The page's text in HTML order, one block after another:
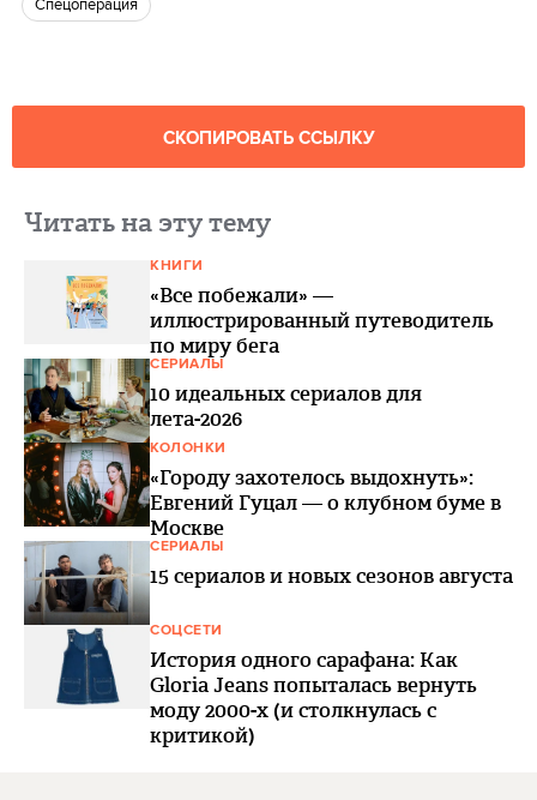
спецоперация
СКОПИРОВАТЬ ССЫЛКУ
Читать на эту тему
КНИГИ
«Все побежали» —
иллюстрированный путеводитель
по миру бега
СЕРИАЛЫ
10 идеальных сериалов для
лета-2026
КОЛОНКИ
«Городу захотелось выдохнуть»:
Евгений Гуцал — о клубном буме в
Москве
СЕРИАЛЫ
15 сериалов и новых сезонов августа
СОЦСЕТИ
История одного сарафана: Как
Gloria Jeans попыталась вернуть
моду 2000-х (и столкнулась с
критикой)